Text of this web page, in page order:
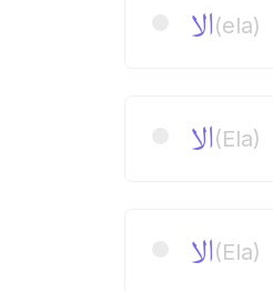
الا(ela)
الا(Ela)
الا(Ela)